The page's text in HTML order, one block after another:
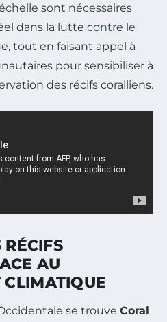
sont nécessaires
dans la lutte contre le
tout en faisant appel à
pour sensibiliser à
des récifs coralliens.
RÉCIFS
AU
se trouve Coral